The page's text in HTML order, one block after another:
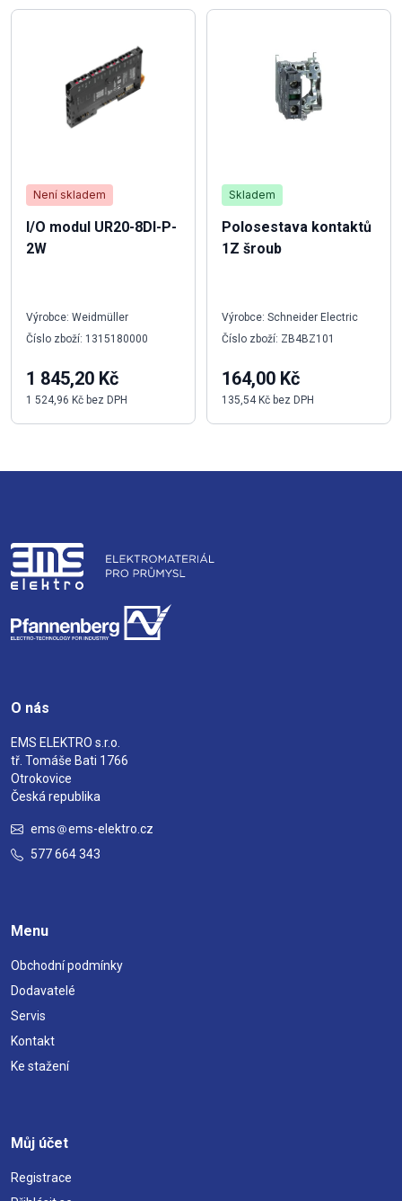
Není skladem
I/O modul UR20-8DI-P-
2W
Výrobce: Weidmüller
Číslo zboží: 1315180000
1 845,20 Kč
1 524,96 Kč bez DPH
Skladem
Polosestava kontaktů
1Z šroub
Výrobce: Schneider Electric
Číslo zboží: ZB4BZ101
164,00 Kč
135,54 Kč bez DPH
O nás
EMS ELEKTRO s.r.o.
tř. Tomáše Bati 1766
Otrokovice
Česká republika
ems
ems-elektro.cz
577 664 343
Menu
Obchodní podmínky
Dodavatelé
Servis
Kontakt
Ke stažení
Můj účet
Registrace